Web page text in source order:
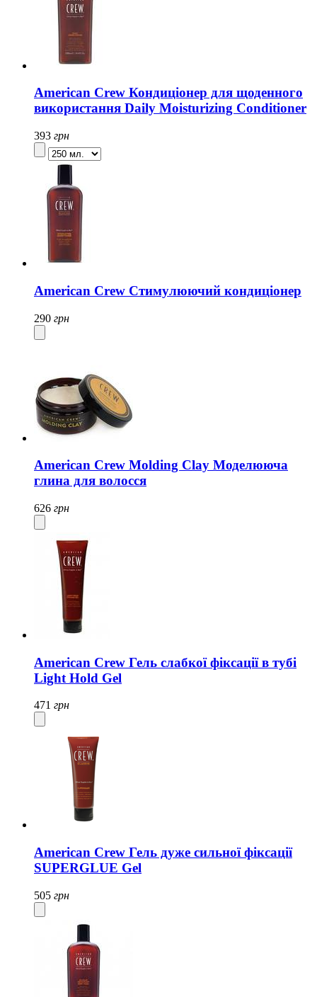
American Crew Кондиціонер для щоденного
використання Daily Moisturizing Conditioner
393 грн
American Crew Стимулюючий кондиціонер
290 грн
American Crew Molding Clay Моделююча
глина для волосся
626 грн
American Crew Гель слабкої фіксації в тубі
Light Hold Gel
471 грн
American Crew Гель дуже сильної фіксації
SUPERGLUE Gel
505 грн